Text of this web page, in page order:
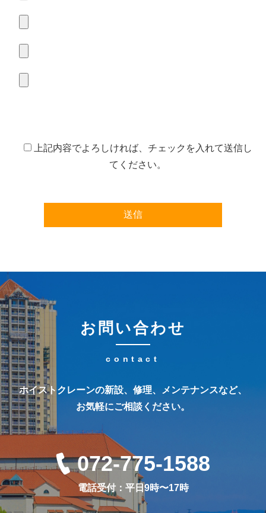
上記内容でよろしければ、チェックを入れて送信し
てください。
お問い合わせ
ホイストクレーンの新設、修理、メンテナンスなど、
お気軽にご相談ください。
072-775-1588
電話受付：平日9時〜17時